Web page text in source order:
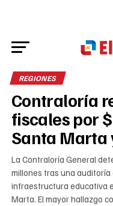
REGIONES
Contraloría
fiscales por
Santa Marta
La Contraloría General
millones tras una auditoría
infraestructura educativa
Marta. El mayor hallazgo